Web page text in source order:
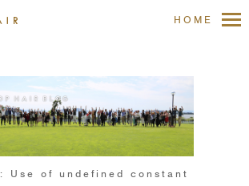
HOME
: Use of undefined constant